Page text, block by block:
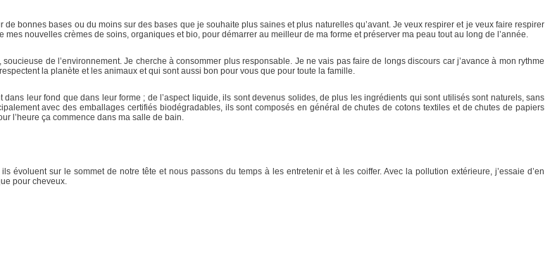
bonnes bases ou du moins sur des bases que je souhaite plus saines et plus naturelles qu’avant. Je veux respirer et je veux faire respirer
nouvelles crèmes de soins, organiques et bio, pour démarrer au meilleur de ma forme et préserver ma peau tout au long de l’année.
de l’environnement. Je cherche à consommer plus responsable. Je ne vais pas faire de longs discours car j’avance à mon rythme
la planète et les animaux et qui sont aussi bon pour vous que pour toute la famille.
dans leur fond que dans leur forme ; de l’aspect liquide, ils sont devenus solides, de plus les ingrédients qui sont utilisés sont naturels, sans
avec des emballages certifiés biodégradables, ils sont composés en général de chutes de cotons textiles et de chutes de papiers
l’heure ça commence dans ma salle de bain.
évoluent sur le sommet de notre tête et nous passons du temps à les entretenir et à les coiffer. Avec la pollution extérieure, j’essaie d’en
pour cheveux.